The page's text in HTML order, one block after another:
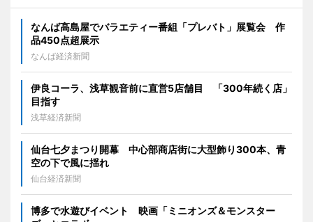
なんば高島屋でバラエティー番組「プレバト」展覧会 作
品450点超展示
なんば経済新聞
伊良コーラ、浅草観音前に直営5店舗目 「300年続く店」
目指す
浅草経済新聞
仙台七夕まつり開幕 中心部商店街に大型飾り300本、青
空の下で風に揺れ
仙台経済新聞
博多で水遊びイベント 映画「ミニオンズ＆モンスター